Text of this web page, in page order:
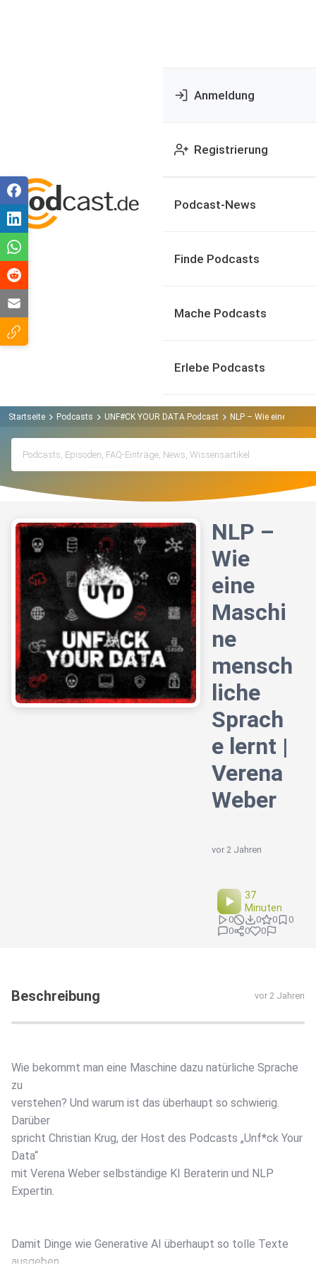
Anmeldung
Registrierung
Podcast-News
Finde Podcasts
Mache Podcasts
Erlebe Podcasts
Startseite Podcasts UNF#CK YOUR DATA Podcast NLP – Wie eine
NLP –
Wie
eine
Maschi
ne
mensch
liche
Sprach
e lernt |
Verena
Weber
vor 2 Jahren
37
Minuten
0 0 0
0
0
0 0
Beschreibung vor 2 Jahren
Wie bekommt man eine Maschine dazu natürliche Sprache
zu
verstehen? Und warum ist das überhaupt so schwierig.
Darüber
spricht Christian Krug, der Host des Podcasts „Unf*ck Your
Data“
mit Verena Weber selbständige KI Beraterin und NLP
Expertin.
Damit Dinge wie Generative AI überhaupt so tolle Texte